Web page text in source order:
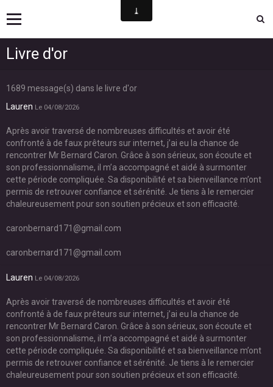
Timeless | Groupe Gospel & Soul
Livre d'or
1689 message(s) dans le livre d'or
Lauren Le 04/08/2026
Après avoir traversé de nombreuses difficultés et avoir été
confronté à de faux prêteurs sur internet, j’ai eu la chance de
rencontrer Mr Bernard Caron. Grâce à son sérieux, son écoute et
son professionnalisme, il m’a accompagné et aidé à surmonter
cette période compliquée. Sa disponibilité et sa bienveillance m’ont
permis de retrouver confiance et sérénité. Je tiens à le remercier
chaleureusement pour son soutien précieux et son efficacité.
caronbernard171@gmail.com
caronbernard171@gmail.com
Lauren Le 04/08/2026
Après avoir traversé de nombreuses difficultés et avoir été
confronté à de faux prêteurs sur internet, j’ai eu la chance de
rencontrer Mr Bernard Caron. Grâce à son sérieux, son écoute et
son professionnalisme, il m’a accompagné et aidé à surmonter
cette période compliquée. Sa disponibilité et sa bienveillance m’ont
permis de retrouver confiance et sérénité. Je tiens à le remercier
chaleureusement pour son soutien précieux et son efficacité.